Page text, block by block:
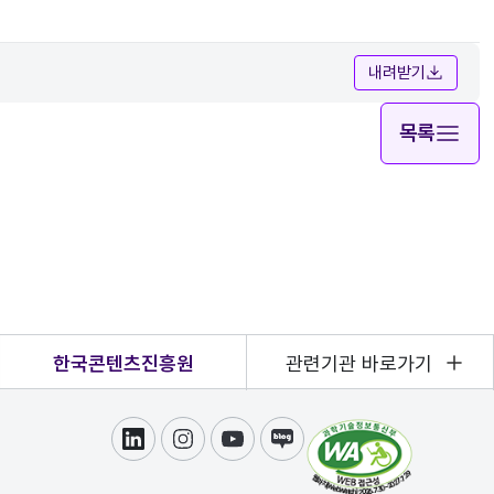
내려받기
목록
한국콘텐츠진흥원 관련기관 바로가기
링크드인인스타그램
유튜브블로그